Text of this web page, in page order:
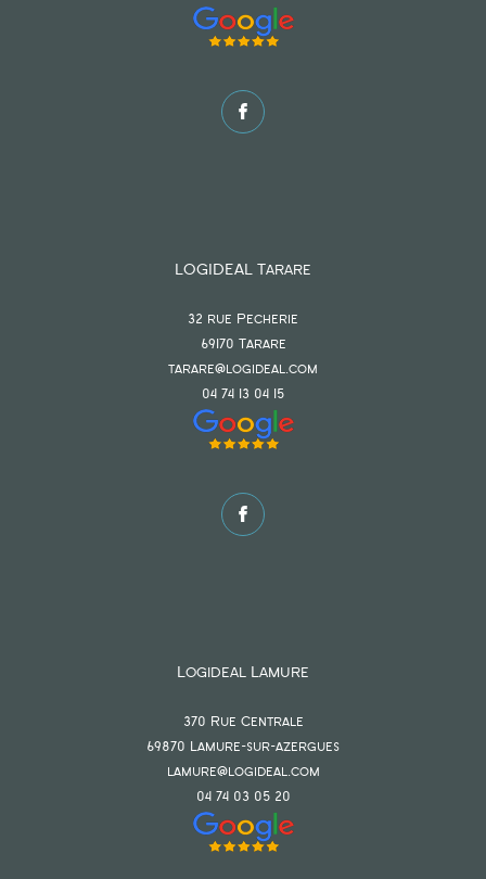
LOGIDEAL Tarare
32 rue Pecherie
69170 tarare
tarare@logideal.com
04 74 13 04 15
Logideal Lamure
370 Rue Centrale
69870 lamure-sur-azergues
lamure@logideal.com
04 74 03 05 20